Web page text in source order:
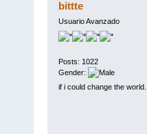
bittte
Usuario Avanzado
Posts: 1022
Gender:
if i could change the world...